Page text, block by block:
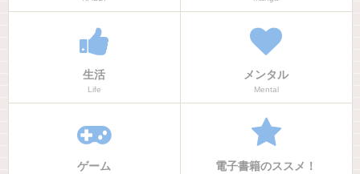
生活
Life
メンタル
Mental
ゲーム 電子書籍のススメ！